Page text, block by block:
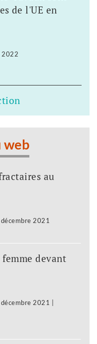
de l'UE en
2022
web
au
2021
devant
2021